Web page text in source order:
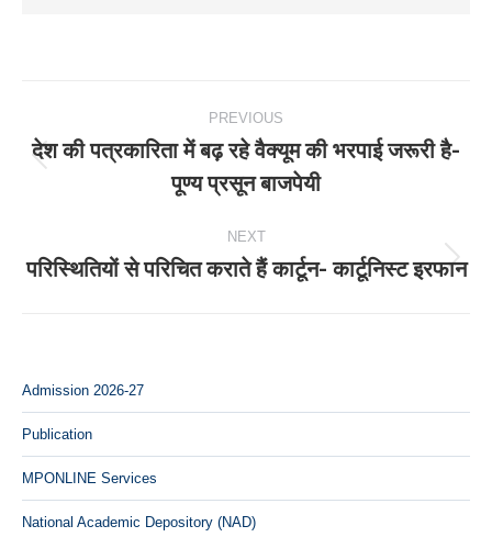
navigation
PREVIOUS
Previous
post:
देश की पत्रकारिता में बढ़ रहे वैक्यूम की भरपाई जरूरी है-
पूण्य प्रसून बाजपेयी
NEXT
Next
परिस्थितियों से परिचित कराते हैं कार्टून- कार्टूनिस्ट इरफान
Admission 2026-27
Publication
MPONLINE Services
National Academic Depository (NAD)